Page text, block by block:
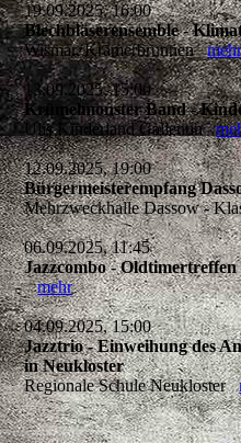
19.09.2025, 16:00
Blechbläserensemble -
Wismar, Krämerbrunnen
13.09.2025, 15:00
Krümelmonster Band -
Ulis Kinderland Gallentin
12.09.2025, 19:00
Bürgermeisterempfang
Mehrzweckhalle Dassow -
06.09.2025, 11:45
Jazzcombo -
mehr
04.09.2025, 15:00
Jazztrio - Einweihung des
in Neukloster
Regionale Schule Neukloster